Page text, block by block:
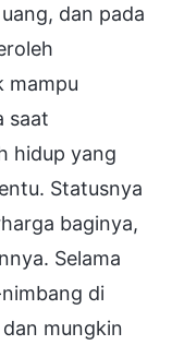
dan pada
mampu
saat
hidup yang
Statusnya
baginya,
Selama
di
mungkin